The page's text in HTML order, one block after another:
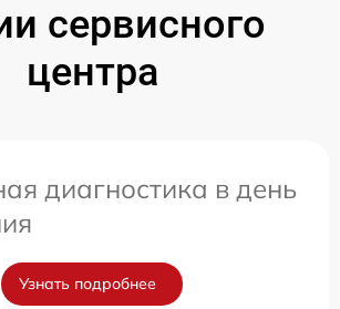
сервисного
центра
диагностика в день
Узнать подробнее